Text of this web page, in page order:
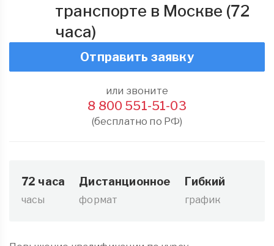
транспорте в Москве (72
часа)
Отправить заявку
или звоните
8 800 551-51-03
(бесплатно по РФ)
72 часа
часы
Дистанционное
формат
Гибкий
график